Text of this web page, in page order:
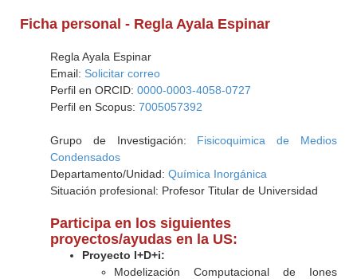
Ficha personal - Regla Ayala Espinar
Regla Ayala Espinar
Email: Solicitar correo
Perfil en ORCID: 0000-0003-4058-0727
Perfil en Scopus: 7005057392
Grupo de Investigación: Fisicoquimica de Medios
Condensados
Departamento/Unidad: Química Inorgánica
Situación profesional: Profesor Titular de Universidad
Participa en los siguientes
proyectos/ayudas en la US:
Proyecto I+D+i:
Modelización Computacional de Iones